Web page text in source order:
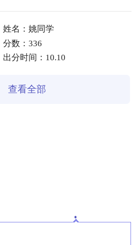
姓名：姚同学
分数：336
出分时间：10.10
查看全部